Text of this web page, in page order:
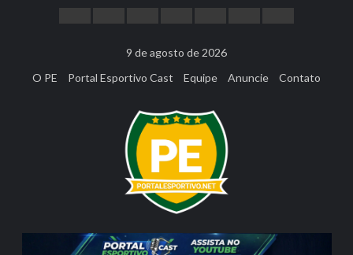
9 de agosto de 2026
O PE
Portal Esportivo Cast Equipe Anuncie Contato